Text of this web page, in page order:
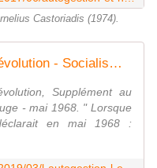
Castoriadis (1974).
★ L'autogestion, l'État et la révolution - Socialisme libertaire
Supplément au
- mai 1968. " Lorsque
en mai 1968 :